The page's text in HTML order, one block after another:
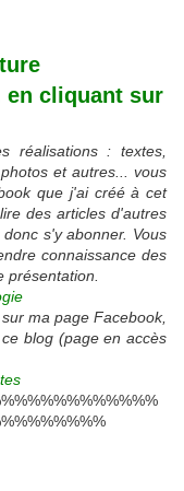
en cliquant sur
réalisations : textes,
et autres... vous
que j'ai créé à cet
des articles d'autres
s'y abonner. Vous
connaissance des
présentation.
ma page Facebook,
blog (page en accès